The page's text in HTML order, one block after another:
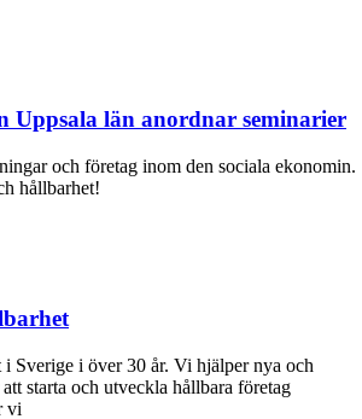
Uppsala län anordnar seminarier
och företag inom den sociala ekonomin.
hållbarhet!
Sverige i över 30 år. Vi hjälper nya och
starta och utveckla hållbara företag
vi